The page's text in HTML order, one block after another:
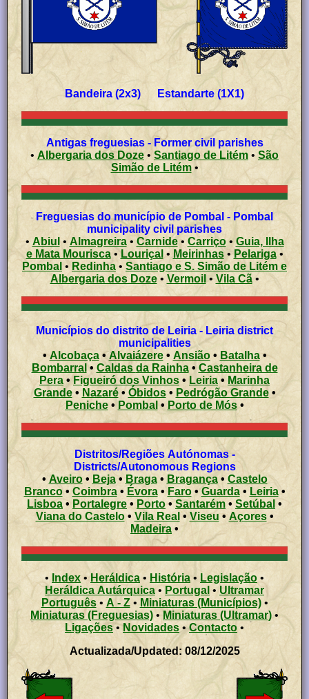
Bandeira (2x3) Estandarte (1X1)
Antigas freguesias - Former civil parishes
•
Albergaria dos Doze • Santiago de Litém • São
Simão de Litém•
Freguesias do município de Pombal - Pombal
municipality civil parishes
•Abiul • Almagreira• Carnide• Carriço • Guia, Ilha
e Mata Mourisca•Louriçal • Meirinhas•Pelariga •
Pombal • Redinha • Santiago e S. Simão de Litém e
Albergaria dos Doze• Vermoil •Vila Cã•
Municípios do distrito de Leiria - Leiria district
municipalities
•Alcobaça•Alvaiázere• Ansião• Batalha•
Bombarral • Caldas da Rainha• Castanheira de
Pera • Figueiró dos Vinhos • Leiria •Marinha
Grande• Nazaré• Óbidos• Pedrógão Grande•
Peniche• Pombal • Porto de Mós•
Distritos/Regiões Autónomas -
Districts/Autonomous Regions
• Aveiro• Beja•Braga• Bragança• Castelo
Branco• Coimbra• Évora• Faro•Guarda• Leiria•
Lisboa• Portalegre • Porto• Santarém • Setúbal •
Viana do Castelo• Vila Real • Viseu • Açores •
Madeira •
• Index • Heráldica • História • Legislação •
Heráldica Autárquica • Portugal • Ultramar
Português• A - Z• Miniaturas (Municípios)•
Miniaturas (Freguesias)• Miniaturas (Ultramar)•
Ligações•Novidades •Contacto •
Actualizada/Updated: 08/12/2025